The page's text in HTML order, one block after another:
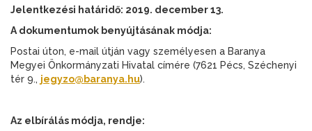
Jelentkezési határidő: 2019. december 13.
A dokumentumok benyújtásának módja:
Postai úton, e-mail útján vagy személyesen a Baranya
Megyei Önkormányzati Hivatal címére (7621 Pécs, Széchenyi
tér 9., jegyzo@baranya.hu).
Az elbírálás módja, rendje: